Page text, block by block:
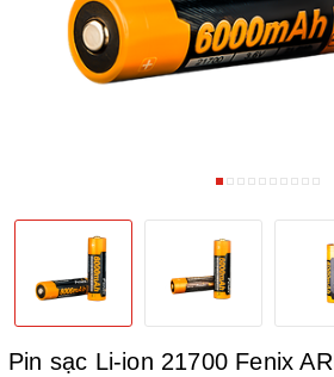
Pin sạc Li-ion 21700 Fenix